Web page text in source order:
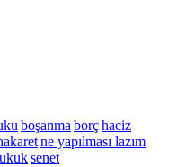
boşanma borçhaciz
ne yapılması lazım
senet